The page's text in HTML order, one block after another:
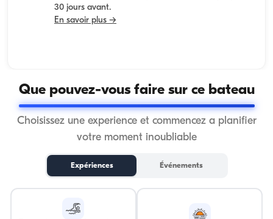
30 jours avant.
En savoir plus →
Que pouvez-vous faire sur ce bateau
Choisissez une experience et commencez a planifier
votre moment inoubliable
Expériences Événements